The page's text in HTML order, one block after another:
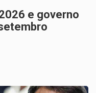
e governo